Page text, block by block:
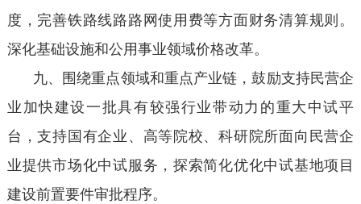
度，完善铁路线路路网使用费等方面财务清算规则。
深化基础设施和公用事业领域价格改革。
九、围绕重点领域和重点产业链，鼓励支持民营企
业加快建设一批具有较强行业带动力的重大中试平
台，支持国有企业、高等院校、科研院所面向民营企
业提供市场化中试服务，探索简化优化中试基地项目
建设前置要件审批程序。